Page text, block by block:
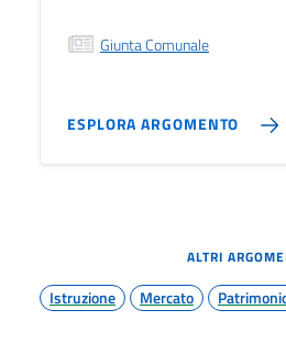
Giunta Comunale
ESPLORA ARGOMENTO
ALTRI
Istruzione Mercato